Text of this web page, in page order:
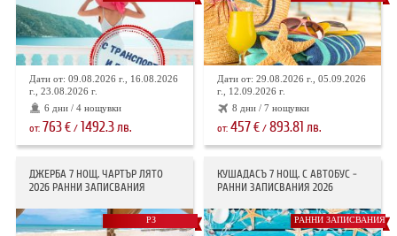
Дати от: 09.08.2026 г., 16.08.2026
г., 23.08.2026 г.
6 дни / 4 нощувки
от: 763€/ 1492.3лв.
Дати от: 29.08.2026 г., 05.09.2026
г., 12.09.2026 г.
8 дни / 7 нощувки
от:457€ /893.81 лв.
ДЖЕРБА 7 НОЩ. ЧАРТЪР ЛЯТО
2026 РАННИ ЗАПИСВАНИЯ
РЗ
КУШАДАСЪ 7 НОЩ. С АВТОБУС -
РАННИ ЗАПИСВАНИЯ 2026
РАННИ ЗАПИСВАНИЯ